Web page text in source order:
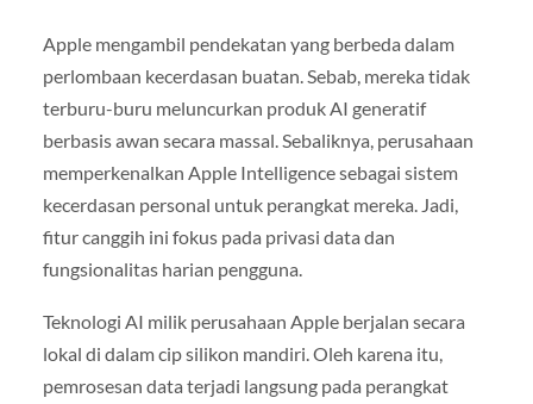
Apple mengambil pendekatan yang berbeda dalam
perlombaan kecerdasan buatan. Sebab, mereka tidak
terburu-buru meluncurkan produk AI generatif
berbasis awan secara massal. Sebaliknya, perusahaan
memperkenalkan Apple Intelligence sebagai sistem
kecerdasan personal untuk perangkat mereka. Jadi,
fitur canggih ini fokus pada privasi data dan
fungsionalitas harian pengguna.
Teknologi AI milik perusahaan Apple berjalan secara
lokal di dalam cip silikon mandiri. Oleh karena itu,
pemrosesan data terjadi langsung pada perangkat